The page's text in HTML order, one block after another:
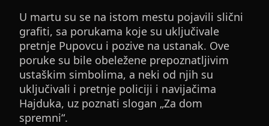
U martu su se na istom mestu pojavili slični
grafiti, sa porukama koje su uključivale
pretnje Pupovcu i pozive na ustanak. Ove
poruke su bile obeležene prepoznatljivim
ustaškim simbolima, a neki od njih su
uključivali i pretnje policiji i navijačima
Hajduka, uz poznati slogan „Za dom
spremni“.